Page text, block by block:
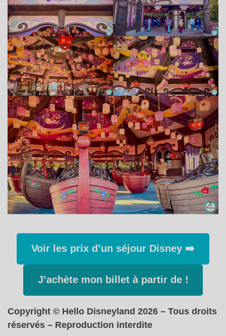
Voir les prix d’un séjour Disney ➡️
J’achète mon billet à partir de !
Copyright © Hello Disneyland 2026 – Tous droits
réservés – Reproduction interdite